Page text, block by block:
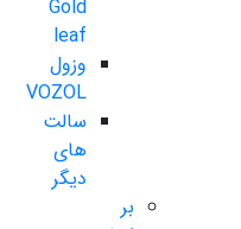
Gold
leaf
وزول
VOZOL
سالت
های
دیگر
بر